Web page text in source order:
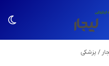
/ پزشکی